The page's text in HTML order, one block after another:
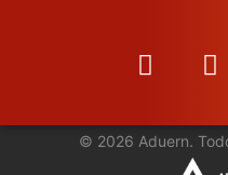
© 2026 Aduern.